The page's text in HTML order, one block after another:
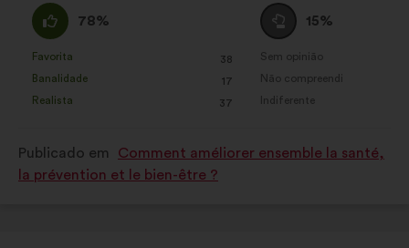
Concordo
:
78%
em:
Favorita
: 38
vezes
Banalidade
: 17
vezes
Realista
: 37
vezes
Voto
neutro
:
15%
em:
Sem opinião
:vezes
Não compreendi
:vezes
Indiferente
:vezes
Publicado em
Comment améliorer ensemble la santé,
la prévention et le bien-être ?